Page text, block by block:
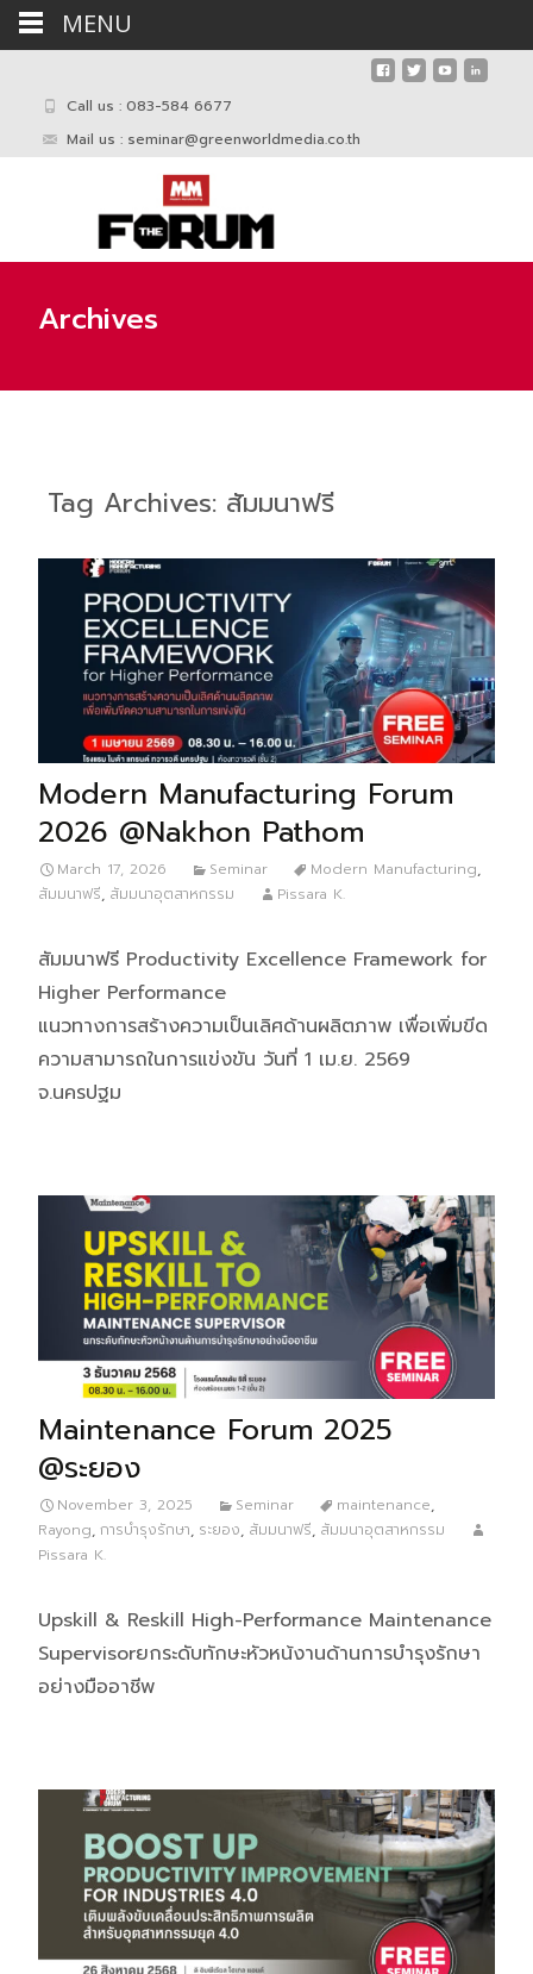
Call us : 083-584 6677
Mail us : seminar@greenworldmedia.co.th
Archives
Tag Archives: สัมมนาฟรี
Modern Manufacturing Forum
2026 @Nakhon Pathom
March 17, 2026 Seminar Modern Manufacturing,
สัมมนาฟรี, สัมมนาอุตสาหกรรม Pissara K.
สัมมนาฟรี Productivity Excellence Framework for
Higher Performance
แนวทางการสร้างความเป็นเลิศด้านผลิตภาพ เพื่อเพิ่มขีด
ความสามารถในการแข่งขัน วันที่ 1 เม.ย. 2569
จ.นครปฐม
Maintenance Forum 2025
@ระยอง
November 3, 2025 Seminar maintenance,
Rayong, การบำรุงรักษา, ระยอง, สัมมนาฟรี, สัมมนาอุตสาหกรรม
Pissara K.
Upskill & Reskill High-Performance Maintenance
Supervisorยกระดับทักษะหัวหน้งานด้านการบำรุงรักษา
อย่างมืออาชีพ
MENU